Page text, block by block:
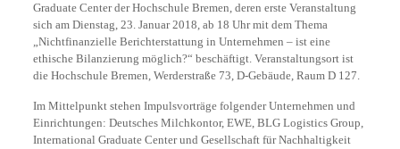
Graduate Center der Hochschule Bremen, deren erste Veranstaltung
sich am Dienstag, 23. Januar 2018, ab 18 Uhr mit dem Thema
„Nichtfinanzielle Berichterstattung in Unternehmen – ist eine
ethische Bilanzierung möglich?“ beschäftigt. Veranstaltungsort ist
die Hochschule Bremen, Werderstraße 73, D-Gebäude, Raum D 127.
Im Mittelpunkt stehen Impulsvorträge folgender Unternehmen und
Einrichtungen: Deutsches Milchkontor, EWE, BLG Logistics Group,
International Graduate Center und Gesellschaft für Nachhaltigkeit